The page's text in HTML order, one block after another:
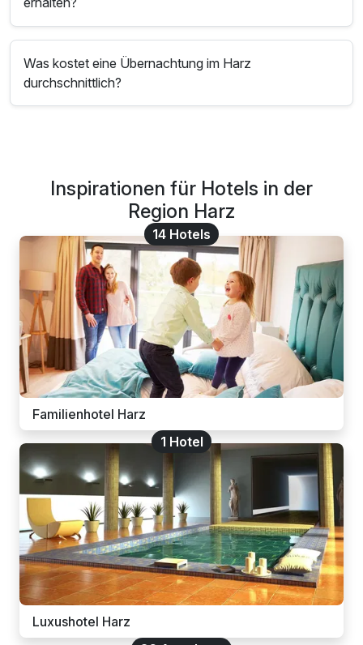
Was kostet eine Übernachtung im Harz
durchschnittlich?
Inspirationen für Hotels in der
Region Harz
14 Hotels
Familienhotel Harz
1 Hotel
Luxushotel Harz